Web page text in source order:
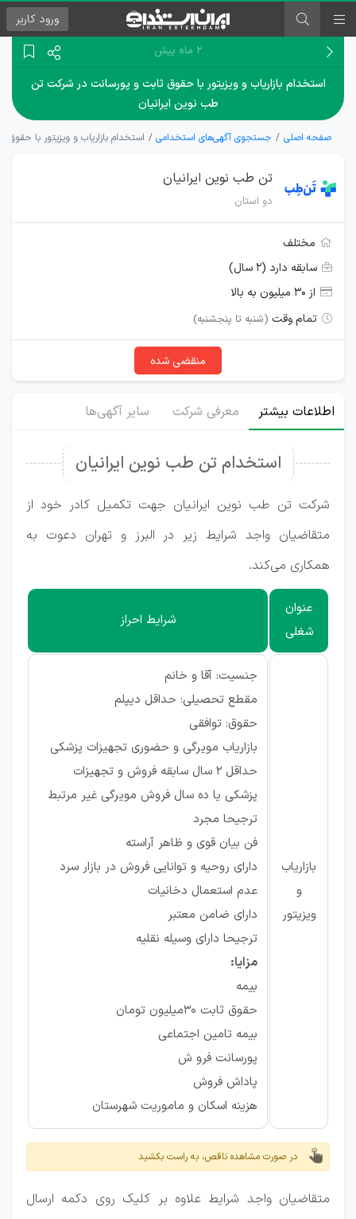
ورود کاربر
۲ ماه پیش
استخدام بازاریاب و ویزیتور با حقوق ثابت و پورسانت در شرکت تن
طب نوین ایرانیان
صفحه اصلی جستجوی آگهی‌های استخدامی استخدام بازاریاب و ویزیتور با
تن طب نوین ایرانیان
دو استان
مختلف
سابقه دارد (۲ سال)
از ۳۰ میلیون به بالا
تمام وقت (شنبه تا پنجشنبه)
منقضی شده
اطلاعات بیشتر معرفی شرکت سایر آگهی‌ها
استخدام تن طب نوین ایرانیان
شرکت تن طب نوین ایرانیان جهت تکمیل کادر خود از
متقاضیان واجد شرایط زیر در البرز و تهران دعوت به
همکاری می‌کند.
عنوان
شغلی
شرایط احراز
بازاریاب
و
ویزیتور
جنسیت: آقا و خانم
مقطع تحصیلی: حداقل دیپلم
حقوق: توافقی
بازاریاب مویرگی و حضوری تجهیزات پزشکی
حداقل 2 سال سابقه فروش و تجهیزات
پزشکی یا ده سال فروش مویرگی غیر مرتبط
ترجیحا مجرد
فن بیان قوی و ظاهر آراسته
دارای روحیه و توانایی فروش در بازار سرد
عدم استعمال دخانیات
دارای ضامن معتبر
ترجیحا دارای وسیله نقلیه
مزایا:
بیمه
حقوق‌ ثابت 30میلیون تومان
بیمه تامین اجتماعی
پورسانت فرو ش
پاداش فروش
هزینه اسکان و ماموریت شهرستان
در صورت مشاهده ناقص، به راست بکشید
متقاضیان واجد شرایط علاوه بر کلیک روی دکمه ارسال